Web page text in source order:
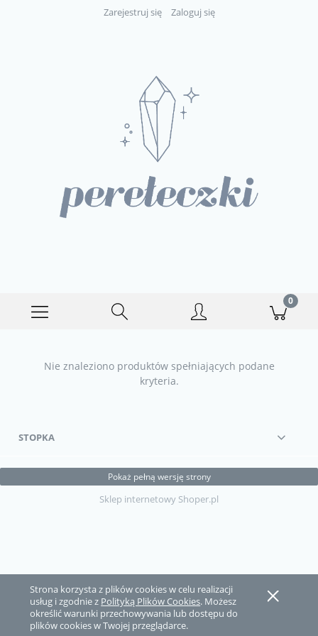
Strona korzysta z plików cookies w celu realizacji
usług i zgodnie z Polityką Plików Cookies. Możesz
określić warunki przechowywania lub dostępu do
plików cookies w Twojej przeglądarce.
Zarejestruj się Zaloguj się
Nie znaleziono produktów spełniających podane
kryteria.
STOPKA
Pokaż pełną wersję strony
Sklep internetowy Shoper.pl